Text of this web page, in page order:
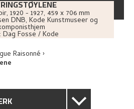
, 1920 - 1927, 459 x 706 mm
DNB, Kode Kunstmuseer og
Dag Fosse / Kode
Raisonné